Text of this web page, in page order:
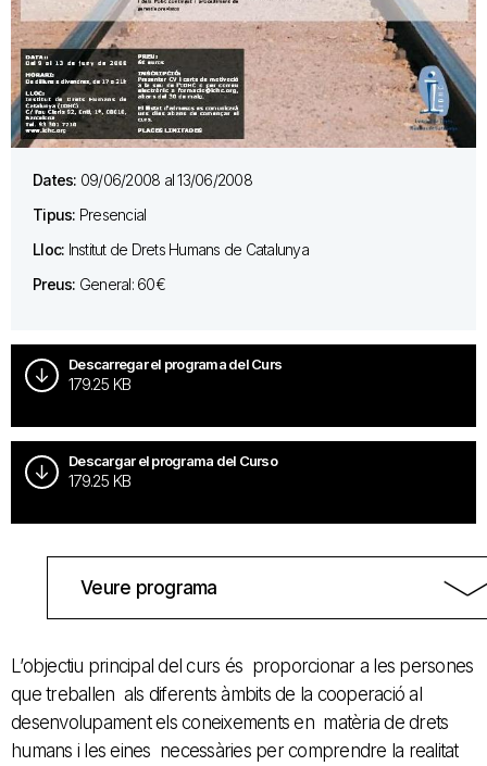
Dates: 09/06/2008 al 13/06/2008
Tipus: Presencial
Lloc: Institut de Drets Humans de Catalunya
Preus: General: 60€
Descarregar el programa del Curs
179.25 KB
Descargar el programa del Curso
179.25 KB
Veure programa
L’objectiu principal del curs és proporcionar a les persones
que treballen als diferents àmbits de la cooperació al
desenvolupament els coneixements en matèria de drets
humans i les eines necessàries per comprendre la realitat